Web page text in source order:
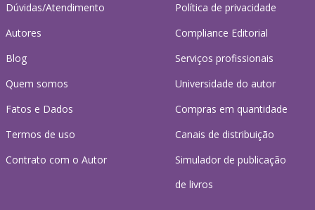
Dúvidas/Atendimento
Autores
Blog
Quem somos
Fatos e Dados
Termos de uso
Contrato com o Autor
Política de privacidade
Compliance Editorial
Serviços profissionais
Universidade do autor
Compras em quantidade
Canais de distribuição
Simulador de publicação
de livros